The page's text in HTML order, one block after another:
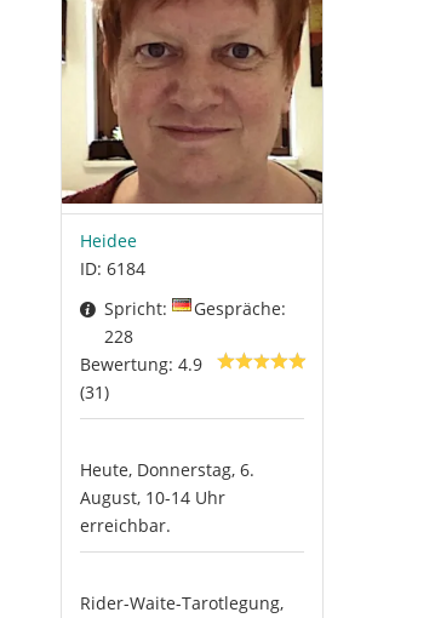
Heidee
ID: 6184
Spricht:
Gespräche:
228
Bewertung: 4.9
(31)
Heute, Donnerstag, 6.
August, 10-14 Uhr
erreichbar.
Rider-Waite-Tarotlegung,